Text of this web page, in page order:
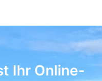
Ihr Online-